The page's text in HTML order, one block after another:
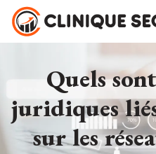
Quels
juridiques
sur les